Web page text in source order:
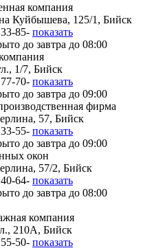
компания
Куйбышева, 125/1, Бийск
85- показать
до завтра до 08:00
1/7, Бийск
70- показать
до завтра до 09:00
фирма
57, Бийск
55- показать
до завтра до 09:00
окон
57/2, Бийск
64- показать
до завтра до 08:00
компания
210А, Бийск
50- показать